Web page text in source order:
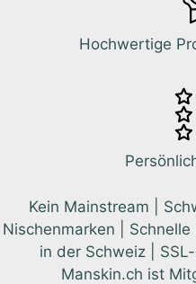
Hochwertige
Kein Mainstream |
Nischenmarken |
in der Schweiz |
Manskin.ch ist